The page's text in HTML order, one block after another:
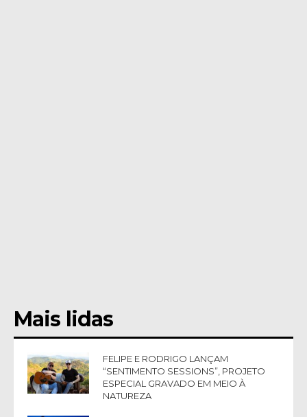
Mais lidas
FELIPE E RODRIGO LANÇAM
“SENTIMENTO SESSIONS”, PROJETO
ESPECIAL GRAVADO EM MEIO À
NATUREZA